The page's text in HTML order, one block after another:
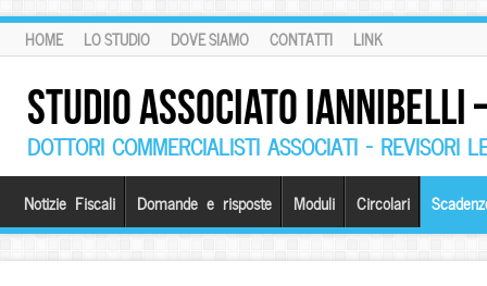
HOME LO STUDIO DOVE SIAMO CONTATTI LINK
STUDIO ASSOCIATO
DOTTORI COMMERCIALISTI ASSOCIATI – REVISORI
Notizie Fiscali Domande e risposte Moduli Circolari